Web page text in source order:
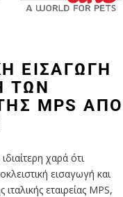
ΕΙΣΑΓΩΓΉ
ΤΩΝ
MPS ΑΠΌ
χαρά ότι
εισαγωγή και
εταιρείας MPS,